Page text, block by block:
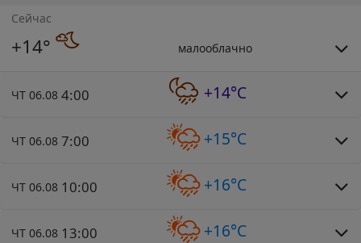
Сейчас
+14° малооблачно
ЧТ 06.08 4:00 +14°C
ЧТ 06.08 7:00 +15°C
ЧТ 06.08 10:00 +16°C
ЧТ 06.08 13:00 +16°C